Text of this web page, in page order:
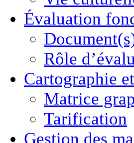
Évaluation
Rôle
Cartographie
Matrice
Tarification
Gestion des